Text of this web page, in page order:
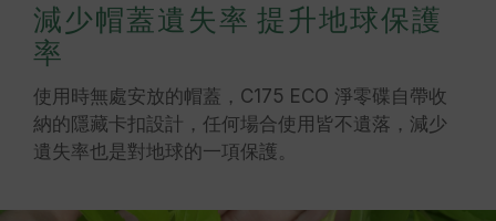
減少帽蓋遺失率 提升地球保護
率
使用時無處安放的帽蓋，C175 ECO 淨零碟自帶收
納的隱藏卡扣設計，任何場合使用皆不遺落，減少
遺失率也是對地球的一項保護。